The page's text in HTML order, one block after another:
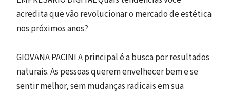
acredita que vão revolucionar o mercado de estética
nos próximos anos?
GIOVANA PACINI A principal é a busca por resultados
naturais. As pessoas querem envelhecer bem e se
sentir melhor, sem mudanças radicais em sua